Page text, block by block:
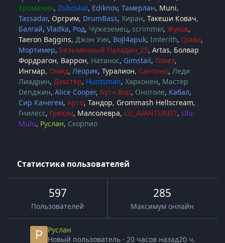
Хроманин Zuboskal Ediknov Тамерлан Muni
Tassadar Оргрим DrumBass Хиран Такеши Ковач
Балгай Vladka Род Чужеземец scrimmer Жуков
Taeron Baggins Джон Уик BoJl4apuk Imlerith Граво
Мортимер Безымянный Паладин_25 Artas Болвар
Фордрагон Варрон Натанос Gimstail Гомез
Ингмар Омид Леорик Туралион Сантино Леди
Лиадрин Декстер Huntsman Харконен Мастер
Denджин Alice Cooper Бутч Вор Онотоле Кабал
Сир Канегем Арто Тандор Grommash Hellscream
Гнилесс Грехэм Малсолевра Lis_AVANTURIST Ulu-
Mulu Руслан Скорпио
Статистика пользователей
597
Пользователей
285
Максимум онлайн
Руслан
Новый пользователь · 20 часов назад20 ч.